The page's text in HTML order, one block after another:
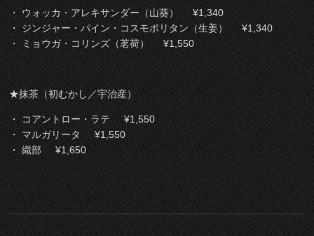
・ ウォッカ・アレキサンダー（山葵） ¥1,340
・ ジンジャー・パイン・コスモポリタン（生姜） ¥1,340
・ ミョウガ・コリンズ（茗荷） ¥1,550
★抹茶（初むかし／宇治産）
・ コアントロー・ラテ ¥1,550
・ マルガリータ ¥1,550
・ 織部 ¥1,650